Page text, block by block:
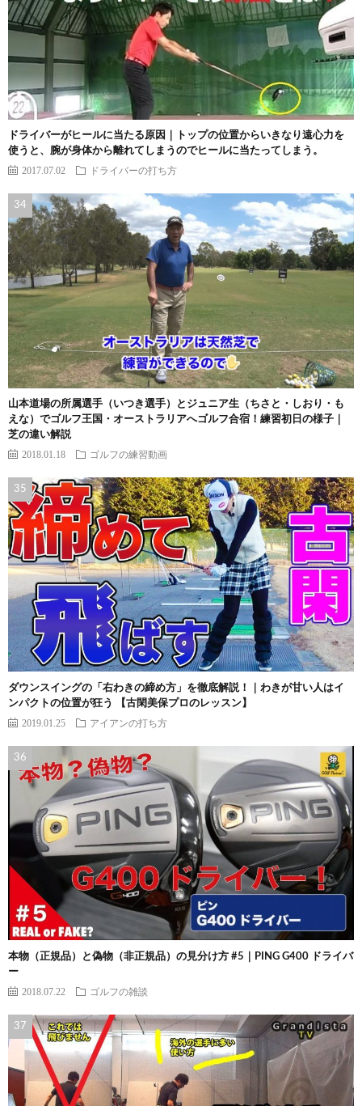
ドライバーがヒールに当たる原因｜トップの位置からいきなり遠心力を
使うと、腕が身体から離れてしまうのでヒールに当たってしまう。
2017.07.02 ドライバーの打ち方
山本道場の所属選手（いつき選手）とジュニア生（ちさと・しおり・も
えな）でゴルフ王国・オーストラリアへゴルフ合宿！練習初日の様子｜
芝の違い解説
2018.01.18 ゴルフの練習動画
ダウンスイングの「右わきの締め方」を徹底解説！｜わきが甘い人はイ
ンパクトの位置が狂う 【古閑美保プロのレッスン】
2019.01.25 アイアンの打ち方
本物（正規品）と偽物（非正規品）の見分け方 #5｜PING G400 ドライバ
ー
2018.07.22 ゴルフの雑談